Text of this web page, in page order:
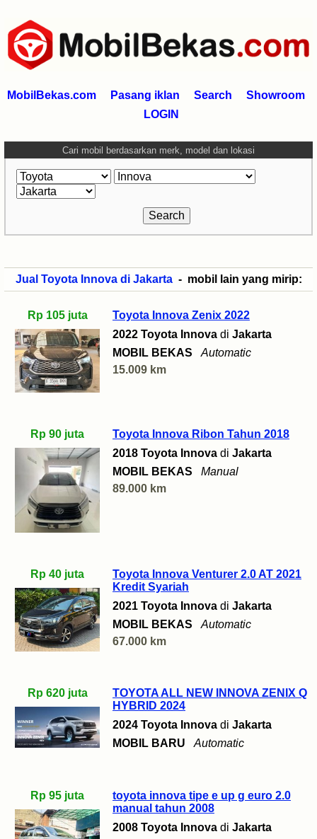
MobilBekas.com Pasang iklan Search
Showroom
LOGIN
Cari mobil berdasarkan merk, model dan lokasi
Jual Toyota Innova di Jakarta- mobil lain yang mirip:
Rp 105 juta
Toyota Innova Zenix 2022
2022 Toyota Innova di Jakarta
MOBIL BEKAS
Automatic
15.009 km
Rp 90 juta
Toyota Innova Ribon Tahun 2018
2018 Toyota Innova di Jakarta
MOBIL BEKAS
Manual
89.000 km
Rp 40 juta
Toyota Innova Venturer 2.0 AT 2021
Kredit Syariah
2021 Toyota Innova di Jakarta
MOBIL BEKAS
Automatic
67.000 km
Rp 620 juta
TOYOTA ALL NEW INNOVA ZENIX Q
HYBRID 2024
2024 Toyota Innova di Jakarta
MOBIL BARU
Automatic
Rp 95 juta
toyota innova tipe e up g euro 2.0
manual tahun 2008
2008 Toyota Innova di Jakarta